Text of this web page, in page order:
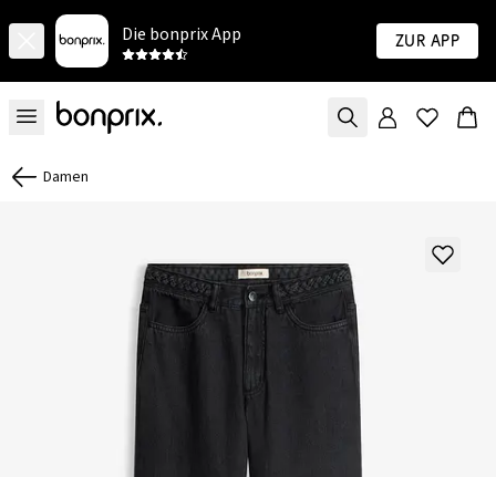
Die bonprix App Zur App
Damen